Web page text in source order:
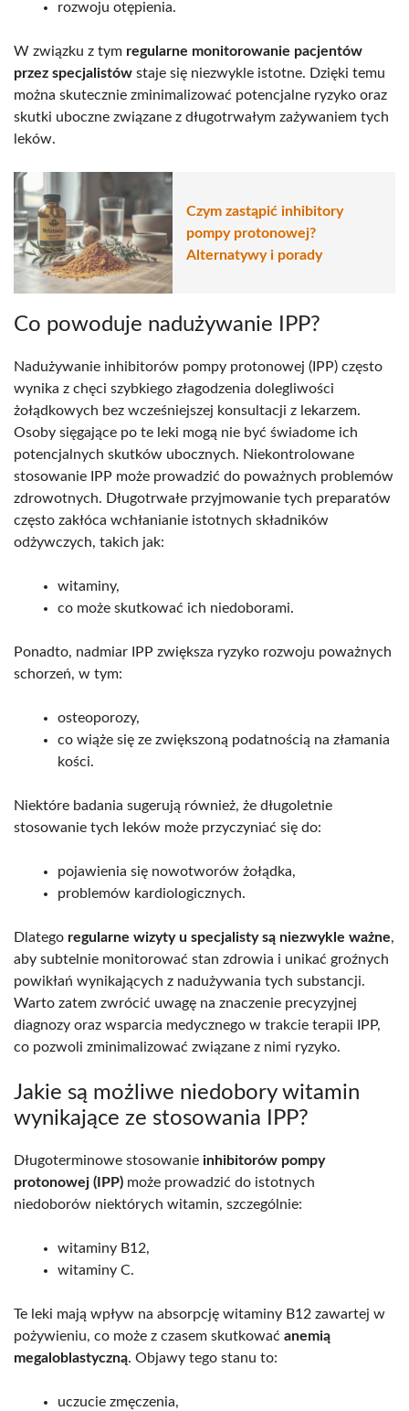
rozwoju otępienia.
W związku z tym regularne monitorowanie pacjentów
przez specjalistów staje się niezwykle istotne. Dzięki temu
można skutecznie zminimalizować potencjalne ryzyko oraz
skutki uboczne związane z długotrwałym zażywaniem tych
leków.
Czym zastąpić inhibitory
pompy protonowej?
Alternatywy i porady
Co powoduje nadużywanie IPP?
Nadużywanie inhibitorów pompy protonowej (IPP) często
wynika z chęci szybkiego złagodzenia dolegliwości
żołądkowych bez wcześniejszej konsultacji z lekarzem.
Osoby sięgające po te leki mogą nie być świadome ich
potencjalnych skutków ubocznych. Niekontrolowane
stosowanie IPP może prowadzić do poważnych problemów
zdrowotnych. Długotrwałe przyjmowanie tych preparatów
często zakłóca wchłanianie istotnych składników
odżywczych, takich jak:
witaminy,
co może skutkować ich niedoborami.
Ponadto, nadmiar IPP zwiększa ryzyko rozwoju poważnych
schorzeń, w tym:
osteoporozy,
co wiąże się ze zwiększoną podatnością na złamania
kości.
Niektóre badania sugerują również, że długoletnie
stosowanie tych leków może przyczyniać się do:
pojawienia się nowotworów żołądka,
problemów kardiologicznych.
Dlatego regularne wizyty u specjalisty są niezwykle ważne,
aby subtelnie monitorować stan zdrowia i unikać groźnych
powikłań wynikających z nadużywania tych substancji.
Warto zatem zwrócić uwagę na znaczenie precyzyjnej
diagnozy oraz wsparcia medycznego w trakcie terapii IPP,
co pozwoli zminimalizować związane z nimi ryzyko.
Jakie są możliwe niedobory witamin
wynikające ze stosowania IPP?
Długoterminowe stosowanie inhibitorów pompy
protonowej (IPP) może prowadzić do istotnych
niedoborów niektórych witamin, szczególnie:
witaminy B12,
witaminy C.
Te leki mają wpływ na absorpcję witaminy B12 zawartej w
pożywieniu, co może z czasem skutkować anemią
megaloblastyczną. Objawy tego stanu to:
uczucie zmęczenia,